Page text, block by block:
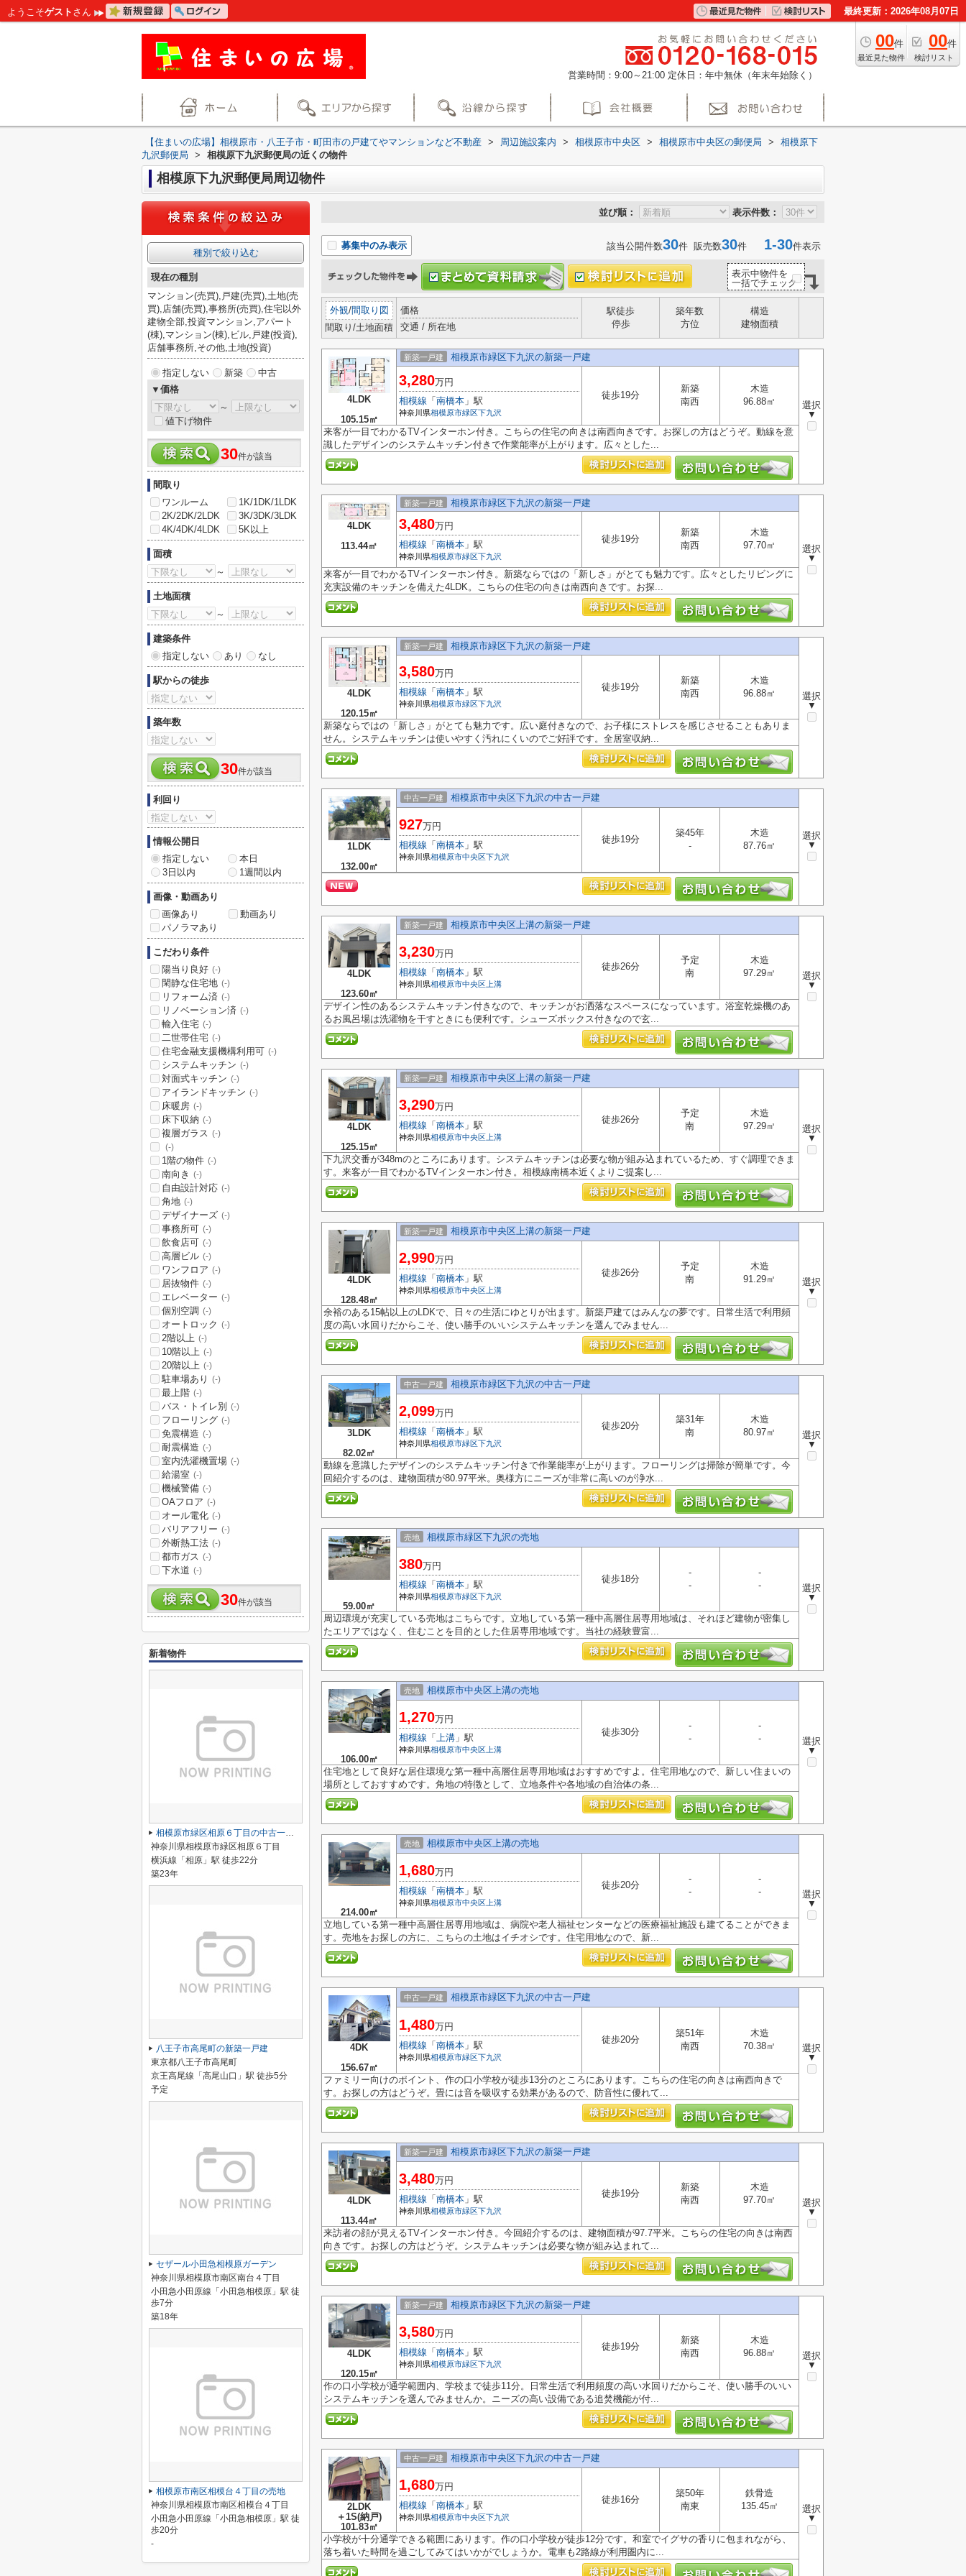
ようこそゲスト さん 最終更新：2026年08月07日
00件
最近見た物件
00件
検討リスト
営業時間：9:00～21:00 定休日：年中無休（年末年始除く）
【住まいの広場】相模原市・八王子市・町田市の戸建てやマンションなど不動産 > 周辺施設案内 > 相模原市中央区 > 相模原市中央区の郵便局 >
相模原下
九沢郵便局
> 相模原下九沢郵便局の近くの物件
相模原下九沢郵便局周辺物件
並び順： 表示件数：
募集中のみ表示 該当公開件数30件 販売数30件 1-30件表示
表示中物件を
一括でチェック
外観/間取り図
間取り/土地面積
価格
交通 / 所在地
駅徒歩
停歩
築年数
方位
構造
建物面積
4LDK
105.15㎡
新築一戸建 相模原市緑区下九沢の新築一戸建
選択
▼
3,280万円
相模線 「 南橋本 」駅
神奈川県相模原市緑区下九沢
徒歩19分
新築
南西
木造
96.88㎡
来客が一目でわかるTVインターホン付き。こちらの住宅の向きは南西向きです。お探しの方はどうぞ。動線を意
識したデザインのシステムキッチン付きで作業能率が上がります。広々とした...
4LDK
113.44㎡
新築一戸建 相模原市緑区下九沢の新築一戸建
選択
▼
3,480万円
相模線 「 南橋本 」駅
神奈川県相模原市緑区下九沢
徒歩19分
新築
南西
木造
97.70㎡
来客が一目でわかるTVインターホン付き。新築ならではの「新しさ」がとても魅力です。広々としたリビングに
充実設備のキッチンを備えた4LDK。こちらの住宅の向きは南西向きです。お探...
4LDK
120.15㎡
新築一戸建 相模原市緑区下九沢の新築一戸建
選択
▼
3,580万円
相模線 「 南橋本 」駅
神奈川県相模原市緑区下九沢
徒歩19分
新築
南西
木造
96.88㎡
新築ならではの「新しさ」がとても魅力です。広い庭付きなので、お子様にストレスを感じさせることもありま
せん。システムキッチンは使いやすく汚れにくいのでご好評です。全居室収納...
1LDK
132.00㎡
中古一戸建 相模原市中央区下九沢の中古一戸建
選択
▼
927万円
相模線 「 南橋本 」駅
神奈川県相模原市中央区下九沢
徒歩19分
築45年
-
木造
87.76㎡
4LDK
123.60㎡
新築一戸建 相模原市中央区上溝の新築一戸建
選択
▼
3,230万円
相模線 「 南橋本 」駅
神奈川県相模原市中央区 上溝
徒歩26分
予定
南
木造
97.29㎡
デザイン性のあるシステムキッチン付きなので、キッチンがお洒落なスペースになっています。浴室乾燥機のあ
るお風呂場は洗濯物を干すときにも便利です。シューズボックス付きなので玄...
4LDK
125.15㎡
新築一戸建 相模原市中央区上溝の新築一戸建
選択
▼
3,290万円
相模線 「 南橋本 」駅
神奈川県相模原市中央区 上溝
徒歩26分
予定
南
木造
97.29㎡
下九沢交番が348mのところにあります。システムキッチンは必要な物が組み込まれているため、すぐ調理できま
す。来客が一目でわかるTVインターホン付き。相模線南橋本近くよりご提案し...
4LDK
128.48㎡
新築一戸建 相模原市中央区上溝の新築一戸建
選択
▼
2,990万円
相模線 「 南橋本 」駅
神奈川県相模原市中央区 上溝
徒歩26分
予定
南
木造
91.29㎡
余裕のある15帖以上のLDKで、日々の生活にゆとりが出ます。新築戸建てはみんなの夢です。日常生活で利用頻
度の高い水回りだからこそ、使い勝手のいいシステムキッチンを選んでみません...
3LDK
82.02㎡
中古一戸建 相模原市緑区下九沢の中古一戸建
選択
▼
2,099万円
相模線 「 南橋本 」駅
神奈川県相模原市緑区下九沢
徒歩20分
築31年
南
木造
80.97㎡
動線を意識したデザインのシステムキッチン付きで作業能率が上がります。フローリングは掃除が簡単です。今
回紹介するのは、建物面積が80.97平米。奥様方にニーズが非常に高いのが浄水...
59.00㎡
売地 相模原市緑区下九沢の売地
選択
▼
380万円
相模線 「 南橋本 」駅
神奈川県相模原市緑区下九沢
徒歩18分
-
-
-
-
周辺環境が充実している売地はこちらです。立地している第一種中高層住居専用地域は、それほど建物が密集し
たエリアではなく、住むことを目的とした住居専用地域です。当社の経験豊富...
106.00㎡
売地 相模原市中央区上溝の売地
選択
▼
1,270万円
相模線 「 上溝 」駅
神奈川県相模原市中央区 上溝
徒歩30分
-
-
-
-
住宅地として良好な居住環境な第一種中高層住居専用地域はおすすめですよ。住宅用地なので、新しい住まいの
場所としておすすめです。角地の特徴として、立地条件や各地域の自治体の条...
214.00㎡
売地 相模原市中央区上溝の売地
選択
▼
1,680万円
相模線 「 南橋本 」駅
神奈川県相模原市中央区 上溝
徒歩20分
-
-
-
-
立地している第一種中高層住居専用地域は、病院や老人福祉センターなどの医療福祉施設も建てることができま
す。売地をお探しの方に、こちらの土地はイチオシです。住宅用地なので、新...
4DK
156.67㎡
中古一戸建 相模原市緑区下九沢の中古一戸建
選択
▼
1,480万円
相模線 「 南橋本 」駅
神奈川県相模原市緑区下九沢
徒歩20分
築51年
南西
木造
70.38㎡
ファミリー向けのポイント、作の口小学校が徒歩13分のところにあります。こちらの住宅の向きは南西向きで
す。お探しの方はどうぞ。畳には音を吸収する効果があるので、防音性に優れて...
4LDK
113.44㎡
新築一戸建 相模原市緑区下九沢の新築一戸建
選択
▼
3,480万円
相模線 「 南橋本 」駅
神奈川県相模原市緑区下九沢
徒歩19分
新築
南西
木造
97.70㎡
来訪者の顔が見えるTVインターホン付き。今回紹介するのは、建物面積が97.7平米。こちらの住宅の向きは南西
向きです。お探しの方はどうぞ。システムキッチンは必要な物が組み込まれて...
4LDK
120.15㎡
新築一戸建 相模原市緑区下九沢の新築一戸建
選択
▼
3,580万円
相模線 「 南橋本 」駅
神奈川県相模原市緑区下九沢
徒歩19分
新築
南西
木造
96.88㎡
作の口小学校が通学範囲内、学校まで徒歩11分。日常生活で利用頻度の高い水回りだからこそ、使い勝手のいい
システムキッチンを選んでみませんか。ニーズの高い設備である追焚機能が付...
2LDK
＋1S(納戸)
101.83㎡
中古一戸建 相模原市中央区下九沢の中古一戸建
選択
▼
1,680万円
相模線 「 南橋本 」駅
神奈川県相模原市中央区下九沢
徒歩16分
築50年
南東
鉄骨造
135.45㎡
小学校が十分通学できる範囲にあります。作の口小学校が徒歩12分です。和室でイグサの香りに包まれながら、
落ち着いた時間を過ごしてみてはいかがでしょうか。電車も2路線が利用圏内に...
種別で絞り込む
現在の種別
マンション(売買),戸建(売買),土地(売
買),店舗(売買),事務所(売買),住宅以外
建物全部,投資マンション,アパート
(棟),マンション(棟),ビル,戸建(投資),
店舗事務所,その他,土地(投資)
指定しない 新築
中古
▼価格
～
値下げ物件
30件が該当
間取り
ワンルーム
1K/1DK/1LDK
2K/2DK/2LDK
3K/3DK/3LDK
4K/4DK/4LDK
5K以上
面積
～
土地面積
～
建築条件
指定しない
あり なし
駅からの徒歩
築年数
30件が該当
利回り
情報公開日
指定しない
本日
3日以内
1週間以内
画像・動画あり
画像あり
動画あり
パノラマあり
こだわり条件
陽当り良好 (-)
閑静な住宅地 (-)
リフォーム済 (-)
リノベーション済 (-)
輸入住宅 (-)
二世帯住宅 (-)
住宅金融支援機構利用可 (-)
システムキッチン (-)
対面式キッチン (-)
アイランドキッチン (-)
床暖房 (-)
床下収納 (-)
複層ガラス (-)
(-)
1階の物件 (-)
南向き (-)
自由設計対応 (-)
角地 (-)
デザイナーズ (-)
事務所可 (-)
飲食店可 (-)
高層ビル (-)
ワンフロア (-)
居抜物件 (-)
エレベーター (-)
個別空調 (-)
オートロック (-)
2階以上 (-)
10階以上 (-)
20階以上 (-)
駐車場あり (-)
最上階 (-)
バス・トイレ別 (-)
フローリング (-)
免震構造 (-)
耐震構造 (-)
室内洗濯機置場 (-)
給湯室 (-)
機械警備 (-)
OAフロア (-)
オール電化 (-)
バリアフリー (-)
外断熱工法 (-)
都市ガス (-)
下水道 (-)
30件が該当
新着物件
相模原市緑区相原６丁目の中古一戸建
神奈川県相模原市緑区相原６丁目
横浜線「相原」駅 徒歩22分
築23年
八王子市高尾町の新築一戸建
東京都八王子市高尾町
京王高尾線「高尾山口」駅 徒歩5分
予定
セザール小田急相模原ガーデン
神奈川県相模原市南区南台４丁目
小田急小田原線「小田急相模原」駅 徒
歩7分
築18年
相模原市南区相模台４丁目の売地
神奈川県相模原市南区相模台４丁目
小田急小田原線「小田急相模原」駅 徒
歩20分
-